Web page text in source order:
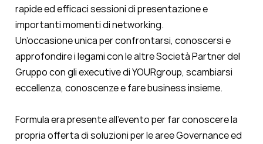
rapide ed efficaci sessioni di presentazione e
importanti momenti di networking.
Un’occasione unica per confrontarsi, conoscersi e
approfondire i legami con le altre Società Partner del
Gruppo con gli executive di YOURgroup, scambiarsi
eccellenza, conoscenze e fare business insieme.
Formula era presente all'evento per far conoscere la
propria offerta di soluzioni per le aree Governance ed